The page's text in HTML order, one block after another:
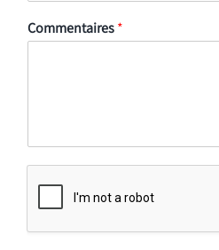
Commentaires*